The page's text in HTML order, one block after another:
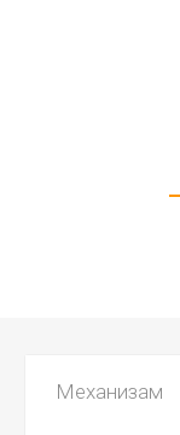
Механизам